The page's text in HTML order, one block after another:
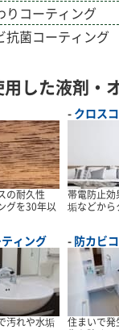
りコーティング
抗菌コーティング
した液剤・
の耐久性
グを30年以
クロス
帯電防止
垢などか
ィング
汚れや水垢
防カビ
住まいで